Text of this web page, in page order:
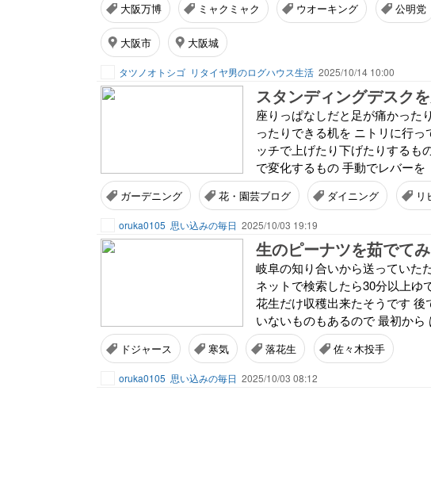
大阪万博 ミャクミャク ウオーキング 公明党
大阪市 大阪城
タツノオトシゴ リタイヤ男のログハウス生活 2025/10/14 10:00
スタンディングデスク
座りっぱなしだと足が痛かった
ったりできる机を ニトリに行
ッチで上げたり下げたりするも
で変化するもの 手動でレバー
ガーデニング 花・園芸ブログ ダイニング リ
oruka0105 思い込みの毎日 2025/10/03 19:19
生のピーナツを茹でて
岐阜の知り合いから送っていた
ネットで検索したら30分以上ゆ
花生だけ収穫出来たそうです
いないものもあるので 最初か
ドジャース 寒気 落花生 佐々木投手
oruka0105 思い込みの毎日 2025/10/03 08:12